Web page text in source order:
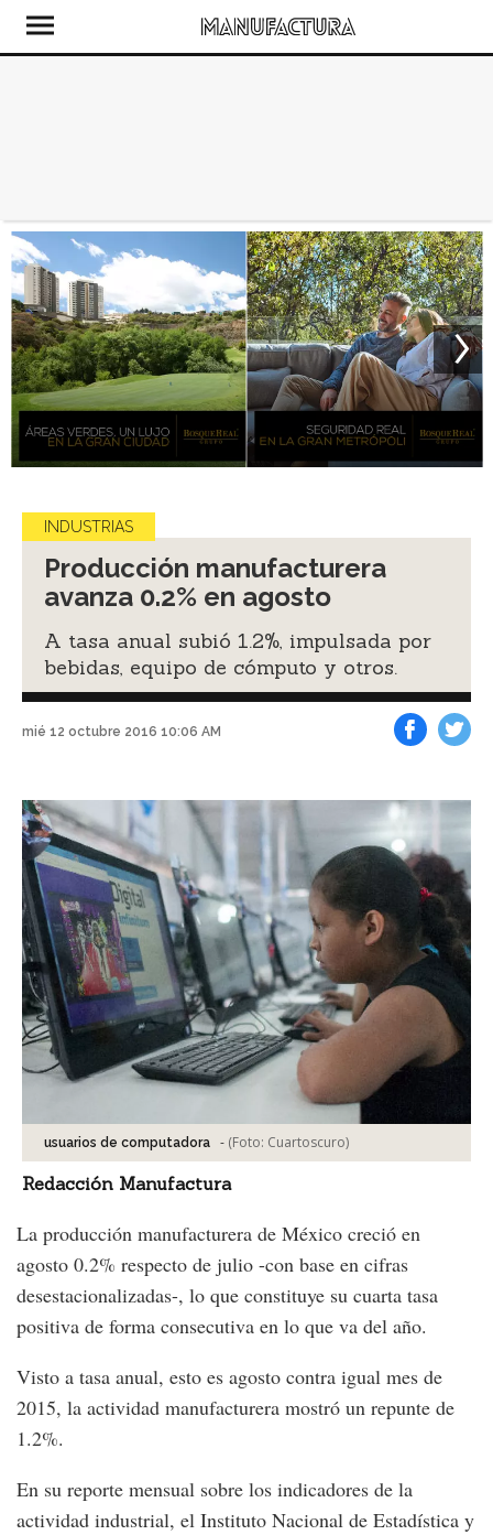
INDUSTRIAS
Producción manufacturera
avanza 0.2% en agosto
A tasa anual subió 1.2%, impulsada por
bebidas, equipo de cómputo y otros.
mié 12 octubre 2016 10:06 AM
usuarios de computadora - (Foto: Cuartoscuro)
Redacción Manufactura
La producción manufacturera de México creció en
agosto 0.2% respecto de julio -con base en cifras
desestacionalizadas-, lo que constituye su cuarta tasa
positiva de forma consecutiva en lo que va del año.
Visto a tasa anual, esto es agosto contra igual mes de
2015, la actividad manufacturera mostró un repunte de
1.2%.
En su reporte mensual sobre los indicadores de la
actividad industrial, el Instituto Nacional de Estadística y